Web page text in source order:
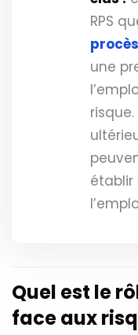
RPS
une
établir
Quel est le
face aux